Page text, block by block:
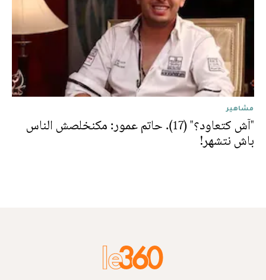
مشاهير
"آش كتعاود؟" (17). حاتم عمور: مكنخلصش الناس
باش نتشهر!